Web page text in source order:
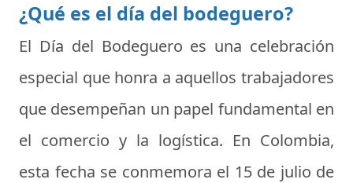
¿Qué es el día del bodeguero?
El Día del Bodeguero es una celebración
especial que honra a aquellos trabajadores
que desempeñan un papel fundamental en
el comercio y la logística. En Colombia,
esta fecha se conmemora el 15 de julio de